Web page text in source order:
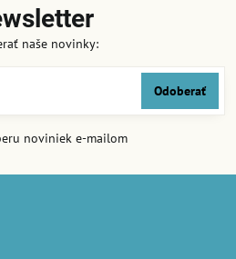
naše novinky:
Odoberať
noviniek e-mailom